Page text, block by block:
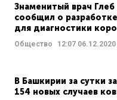
Знаменитый врач
сообщил о
для диагностики
Общество 12:07 06.12.2020
В Башкирии за сутки
154 новых случаев